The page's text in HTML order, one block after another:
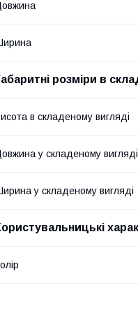
розміри в
в складеному вигляді
у складеному вигляді
у складеному вигляді